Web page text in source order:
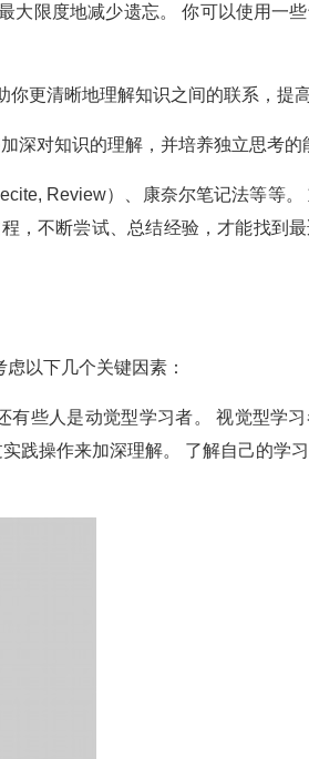
大限度地减少遗忘。 你可以使用一
更清晰地理解知识之间的联系，提高
深对知识的理解，并培养独立思考的
Review）、康奈尔笔记法等等。
，不断尝试、总结经验，才能找到
以下几个关键因素：
些人是动觉型学习者。 视觉型学
践操作来加深理解。 了解自己的学